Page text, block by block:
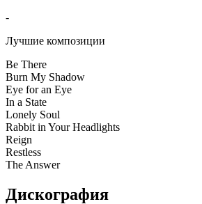
-
Лучшие композиции
Be There
Burn My Shadow
Eye for an Eye
In a State
Lonely Soul
Rabbit in Your Headlights
Reign
Restless
The Answer
Дискография